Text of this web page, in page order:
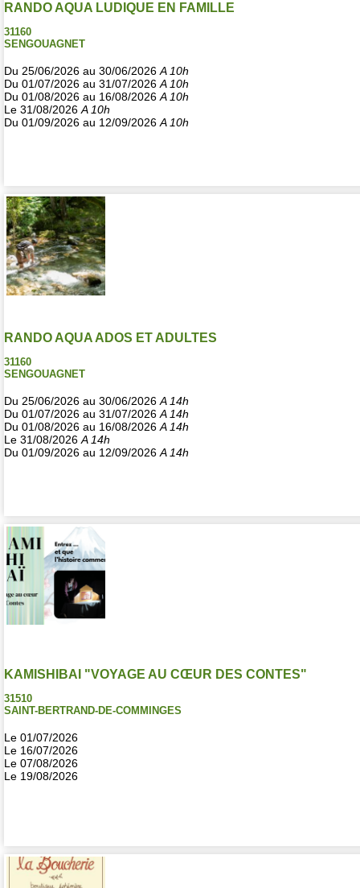
RANDO AQUA LUDIQUE EN FAMILLE
31160
SENGOUAGNET
Du 25/06/2026 au 30/06/2026 A 10h
Du 01/07/2026 au 31/07/2026 A 10h
Du 01/08/2026 au 16/08/2026 A 10h
Le 31/08/2026 A 10h
Du 01/09/2026 au 12/09/2026 A 10h
RANDO AQUA ADOS ET ADULTES
31160
SENGOUAGNET
Du 25/06/2026 au 30/06/2026 A 14h
Du 01/07/2026 au 31/07/2026 A 14h
Du 01/08/2026 au 16/08/2026 A 14h
Le 31/08/2026 A 14h
Du 01/09/2026 au 12/09/2026 A 14h
KAMISHIBAI "VOYAGE AU CŒUR DES CONTES"
31510
SAINT-BERTRAND-DE-COMMINGES
Le 01/07/2026
Le 16/07/2026
Le 07/08/2026
Le 19/08/2026